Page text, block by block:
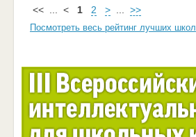
<< < 1 2 > >>
Посмотреть весь рейтинг лучших школ